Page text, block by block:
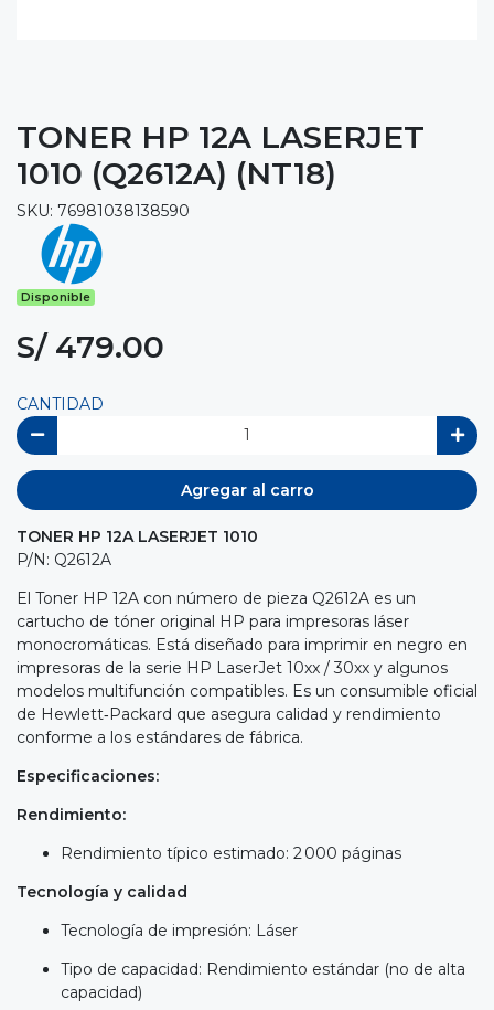
TONER HP 12A LASERJET
1010 (Q2612A) (NT18)
SKU: 76981038138590
Disponible
S/ 479.00
CANTIDAD
Agregar al carro
TONER HP 12A LASERJET 1010
P/N: Q2612A
El Toner HP 12A con número de pieza Q2612A es un
cartucho de tóner original HP para impresoras láser
monocromáticas. Está diseñado para imprimir en negro en
impresoras de la serie HP LaserJet 10xx / 30xx y algunos
modelos multifunción compatibles. Es un consumible oficial
de Hewlett‑Packard que asegura calidad y rendimiento
conforme a los estándares de fábrica.
Especificaciones:
Rendimiento:
Rendimiento típico estimado: 2 000 páginas
Tecnología y calidad
Tecnología de impresión: Láser
Tipo de capacidad: Rendimiento estándar (no de alta
capacidad)